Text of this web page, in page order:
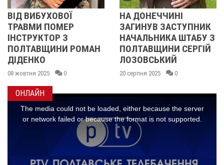
ВИБУХОВОЇ
ПОМЕР
З
РОМАН
жовтня 2025 0
НА ДОНЕЧЧИНІ
ЗАГИНУВ ЗАСТУПНИК
НАЧАЛЬНИКА ШТАБУ З
ПОЛТАВЩИНИ СЕРГІЙ
ЛОЗОВСЬКИЙ
20 серпня 2025 0
ОНЛАЙН